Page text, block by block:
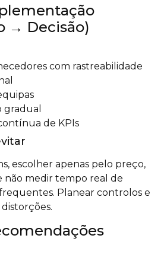
→ Decisão)
com rastreabilidade
gradual
de KPIs
escolher apenas pelo preço,
não medir tempo real de
Planear controlos e